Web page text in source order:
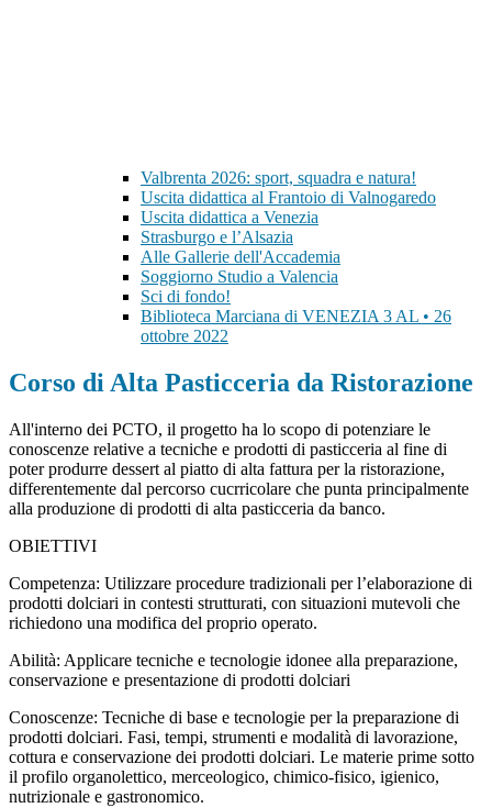
Valbrenta 2026: sport, squadra e natura!
Uscita didattica al Frantoio di Valnogaredo
Uscita didattica a Venezia
Strasburgo e l’Alsazia
Alle Gallerie dell'Accademia
Soggiorno Studio a Valencia
Sci di fondo!
Biblioteca Marciana di VENEZIA 3 AL • 26
ottobre 2022
Corso di Alta Pasticceria da Ristorazione
All'interno dei PCTO, il progetto ha lo scopo di potenziare le
conoscenze relative a tecniche e prodotti di pasticceria al fine di
poter produrre dessert al piatto di alta fattura per la ristorazione,
differentemente dal percorso cucrricolare che punta principalmente
alla produzione di prodotti di alta pasticceria da banco.
OBIETTIVI
Competenza: Utilizzare procedure tradizionali per l’elaborazione di
prodotti dolciari in contesti strutturati, con situazioni mutevoli che
richiedono una modifica del proprio operato.
Abilità: Applicare tecniche e tecnologie idonee alla preparazione,
conservazione e presentazione di prodotti dolciari
Conoscenze: Tecniche di base e tecnologie per la preparazione di
prodotti dolciari. Fasi, tempi, strumenti e modalità di lavorazione,
cottura e conservazione dei prodotti dolciari. Le materie prime sotto
il profilo organolettico, merceologico, chimico-fisico, igienico,
nutrizionale e gastronomico.